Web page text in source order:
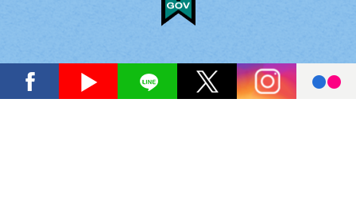
facebook youtube Line X instagram